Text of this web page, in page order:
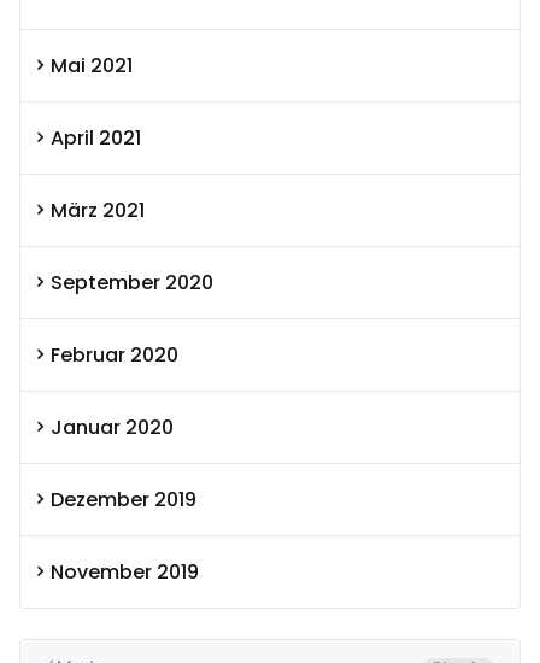
Mai 2021
April 2021
März 2021
September 2020
Februar 2020
Januar 2020
Dezember 2019
November 2019